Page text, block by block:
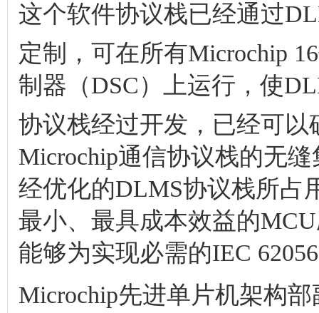
这个软件协议栈已经通过
定制，可在所有Microchip
制器（DSC）上运行，使
协议栈经过开发，已经可以
Microchip通信协议栈的无
经优化的DLMS协议栈所占
最小、最具成本效益的
能够为实现必需的IEC
Microchip先进单片机架构